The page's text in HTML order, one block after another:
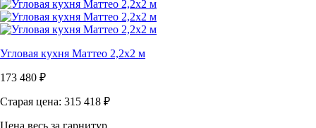
Угловая кухня Маттео 2,2х2 м
173 480 ₽
Старая цена: 315 418 ₽